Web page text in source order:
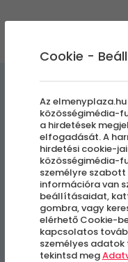
Cessna
Cookie -
Az
közösségimédia-
a hirdetések
elfogadását. A
hirdetési cookie-
közösségimédia-
személyre
információra van
beállításaidat,
gombra, vagy
elérhető Cookie-
kapcsolatos
személyes
tekintsd meg